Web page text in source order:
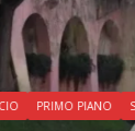
SPORT